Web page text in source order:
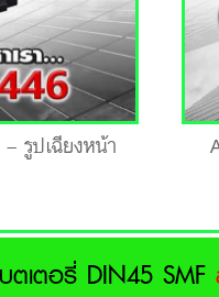
รูปเฉียงหน้า
ตเตอรี่ DIN45 SMF